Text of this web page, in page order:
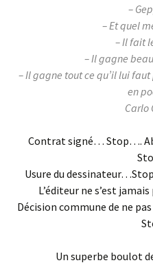
–
– Et quel
– Il fait
– Il gagne
– Il gagne tout ce qu’il lui
en
Carlo
Contrat signé… Stop….
Usure du
L’éditeur ne s’est
Décision commune de ne
Un superbe boulot